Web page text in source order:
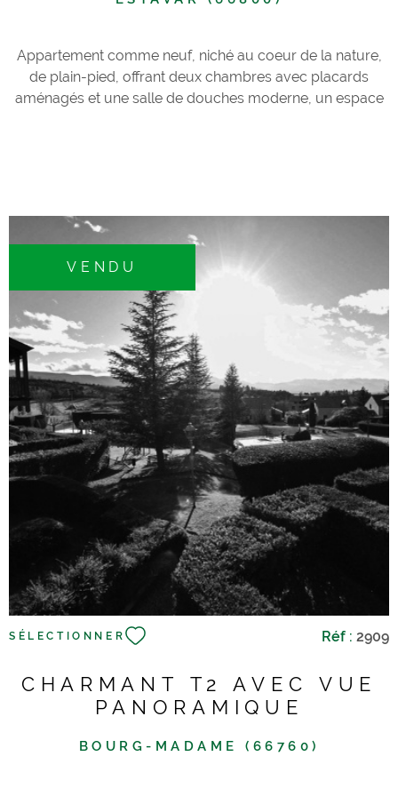
Appartement comme neuf, niché au coeur de la nature,
de plain-pied, offrant deux chambres avec placards
aménagés et une salle de douches moderne, un espace
fermée dans un environnement calme et intimiste,
seulement 14 propriétaires, conception moderne et
fonctionnelle, espace commun à disposition avec
barbecue et piscine climatisée; Idéal pour un style de vie
contemporain, une opportunité à saisir rapidement, visite
recommandée. Les informations sur les risques auxquels
ce bien est exposé sont disponibles sur le site Géorisques
VENDU
VOIR LE BIEN
SÉLECTIONNER Réf : 2909
CHARMANT T2 AVEC VUE
PANORAMIQUE
BOURG-MADAME (66760)